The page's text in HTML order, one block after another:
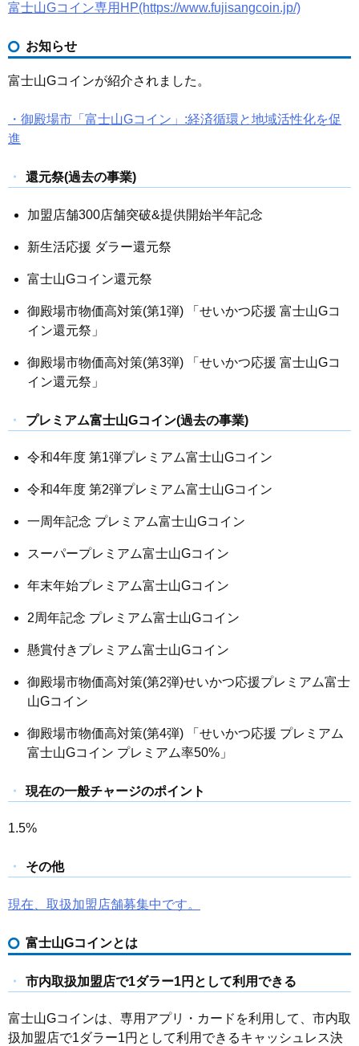
富士山Gコイン専用HP(https://www.fujisangcoin.jp/)
お知らせ
富士山Gコインが紹介されました。
・御殿場市「富士山Gコイン」:経済循環と地域活性化を促
進
還元祭(過去の事業)
加盟店舗300店舗突破&提供開始半年記念
新生活応援 ダラー還元祭
富士山Gコイン還元祭
御殿場市物価高対策(第1弾) 「せいかつ応援 富士山Gコ
イン還元祭」
御殿場市物価高対策(第3弾) 「せいかつ応援 富士山Gコ
イン還元祭」
プレミアム富士山Gコイン(過去の事業)
令和4年度 第1弾プレミアム富士山Gコイン
令和4年度 第2弾プレミアム富士山Gコイン
一周年記念 プレミアム富士山Gコイン
スーパープレミアム富士山Gコイン
年末年始プレミアム富士山Gコイン
2周年記念 プレミアム富士山Gコイン
懸賞付きプレミアム富士山Gコイン
御殿場市物価高対策(第2弾)せいかつ応援プレミアム富士
山Gコイン
御殿場市物価高対策(第4弾) 「せいかつ応援 プレミアム
富士山Gコイン プレミアム率50%」
現在の一般チャージのポイント
1.5%
その他
現在、取扱加盟店舗募集中です。
富士山Gコインとは
市内取扱加盟店で1ダラー1円として利用できる
富士山Gコインは、専用アプリ・カードを利用して、市内取
扱加盟店で1ダラー1円として利用できるキャッシュレス決